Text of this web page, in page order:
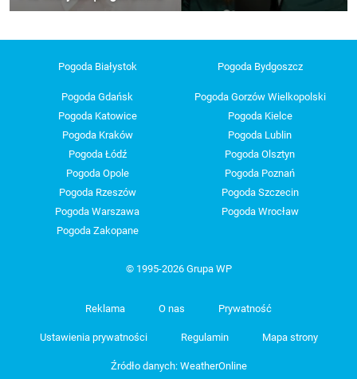
Pogoda Białystok Pogoda Bydgoszcz
Pogoda Gdańsk
Pogoda Gorzów Wielkopolski
Pogoda Katowice
Pogoda Kielce
Pogoda Kraków
Pogoda Lublin
Pogoda Łódź
Pogoda Olsztyn
Pogoda Opole
Pogoda Poznań
Pogoda Rzeszów
Pogoda Szczecin
Pogoda Warszawa
Pogoda Wrocław
Pogoda Zakopane
© 1995-2026 Grupa WP
Reklama O nas Prywatność
Ustawienia prywatności Regulamin Mapa strony
Źródło danych: WeatherOnline